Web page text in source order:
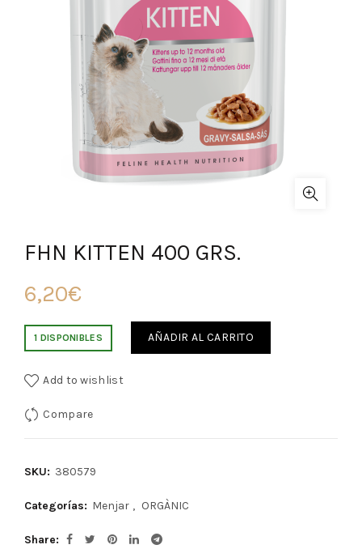
FHN KITTEN 400 GRS.
6,20€
1 DISPONIBLES AÑADIR AL CARRITO
Add to wishlist
Compare
SKU: 380579
Categorías: Menjar , ORGÀNIC
Share